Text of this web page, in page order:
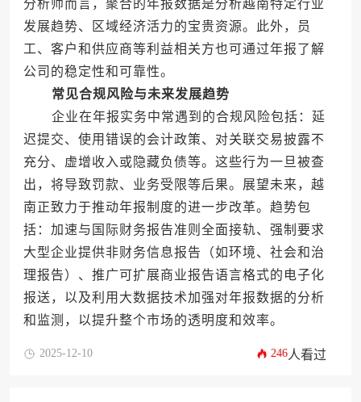
分析师而言，聚合的年报数据是分析越南特定行业
发展趋势、区域经济活力的宝贵资源。此外，员
工、客户和供应商等利益相关方也可通过年报了解
公司的稳定性和可靠性。
常见合规风险与未来发展趋势
企业在年报实务中常遇到的合规风险包括：延
迟提交、使用错误的会计政策、对关联交易披露不
充分、虚增收入或隐藏负债等。这些行为一旦被查
出，将导致罚款、业务受限等后果。展望未来，越
南正致力于推动年报制度的进一步改革。趋势包
括：加速与国际财务报告准则全面接轨、强制要求
大型企业提供非财务信息报告（如环境、社会和治
理报告）、推广可扩展商业报告语言格式的电子化
报送，以及利用大数据技术加强对年报数据的分析
和监测，以提升整个市场的透明度和效率。
2025-12-10 246人看过